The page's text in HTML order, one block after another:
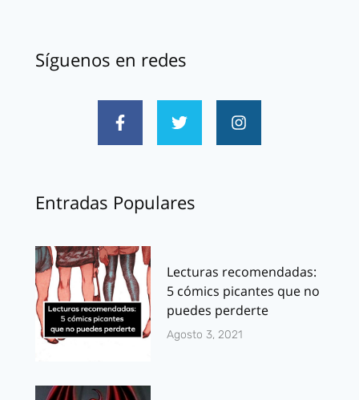
Síguenos en redes
Entradas Populares
Lecturas recomendadas:
5 cómics picantes que no
puedes perderte
Agosto 3, 2021